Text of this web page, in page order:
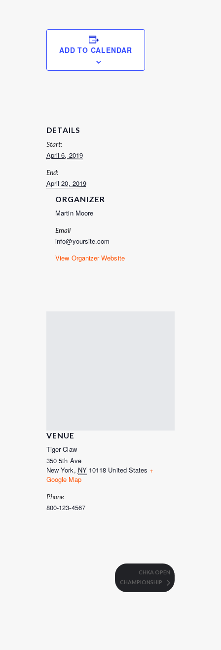
ADD TO CALENDAR
DETAILS
Start:
April 6, 2019
End:
April 20, 2019
ORGANIZER
Martin Moore
Email
info@yoursite.com
View Organizer Website
VENUE
Tiger Claw
350 5th Ave
New York, NY 10118 United States +
Google Map
Phone
800-123-4567
CHKA OPEN
CHAMPIONSHIP